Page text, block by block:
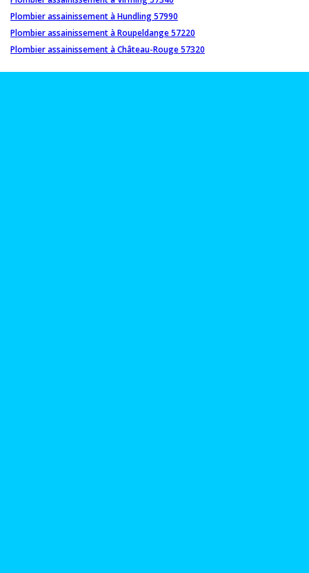
Plombier assainissement à Hundling 57990
Plombier assainissement à Roupeldange 57220
Plombier assainissement à Château-Rouge 57320